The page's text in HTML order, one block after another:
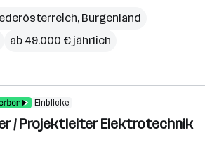
, Burgenland
ab 49.000 € jährlich
Einblicke
/ Projektleiter Elektrotechnik